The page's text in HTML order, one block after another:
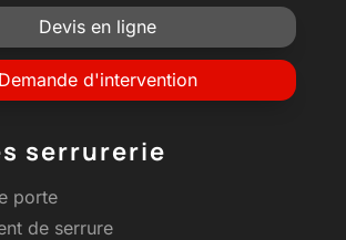
Devis en ligne
Demande d'intervention
serrurerie
porte
de serrure